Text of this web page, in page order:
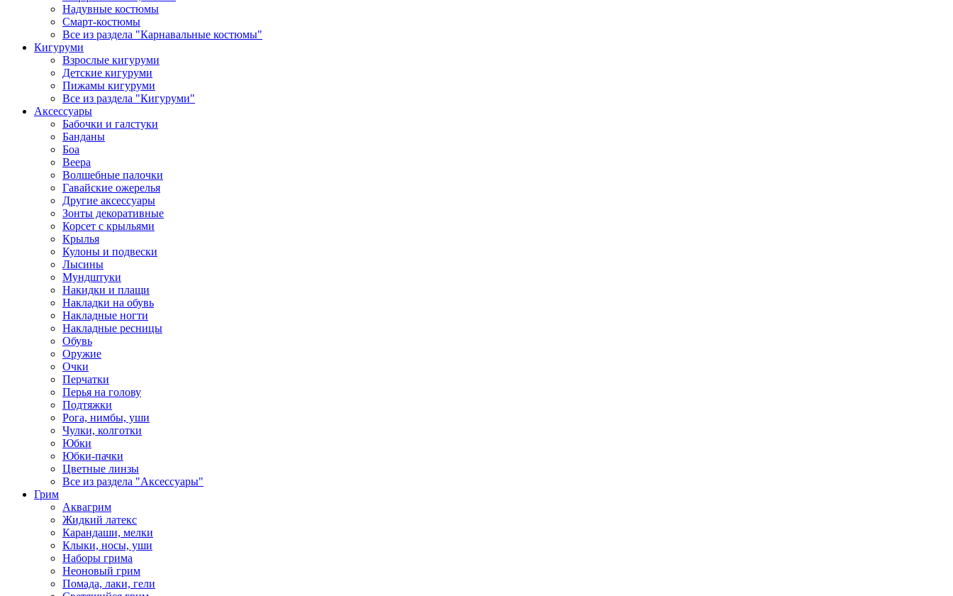
Надувные костюмы
Смарт-костюмы
Все из раздела "Карнавальные костюмы"
Кигуруми
Взрослые кигуруми
Детские кигуруми
Пижамы кигуруми
Все из раздела "Кигуруми"
Аксессуары
Бабочки и галстуки
Банданы
Боа
Веера
Волшебные палочки
Гавайские ожерелья
Другие аксессуары
Зонты декоративные
Корсет с крыльями
Крылья
Кулоны и подвески
Лысины
Мундштуки
Накидки и плащи
Накладки на обувь
Накладные ногти
Накладные ресницы
Обувь
Оружие
Очки
Перчатки
Перья на голову
Подтяжки
Рога, нимбы, уши
Чулки, колготки
Юбки
Юбки-пачки
Цветные линзы
Все из раздела "Аксессуары"
Грим
Аквагрим
Жидкий латекс
Карандаши, мелки
Клыки, носы, уши
Наборы грима
Неоновый грим
Помада, лаки, гели